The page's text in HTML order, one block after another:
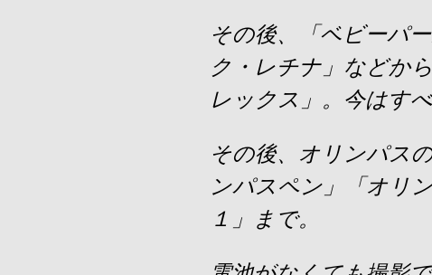
その後、「ベビーパ
ク・レチナ」などか
レックス」。今はす
その後、オリンパス
ンパスペン」「オリ
１」まで。